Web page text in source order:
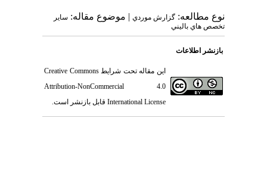
نوع مطالعه: گزارش موردي| موضوع مقاله: سایر
تخصص هاي باليني
بازنشر اطلاعات
این مقاله تحت شرایطCreative Commons
Attribution-NonCommercial 4.0
International License قابل بازنشر است.